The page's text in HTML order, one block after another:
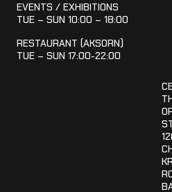
EVENTS / EXHIBITIONS
TUE – SUN 10:00 – 18:00
RESTAURANT (AKSORN)
TUE – SUN 17:00-22:00